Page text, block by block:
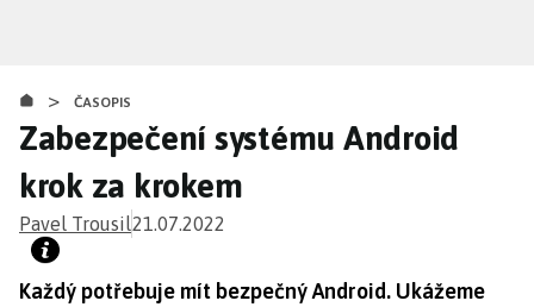
obsahu
> ČASOPIS
Zabezpečení systému Android
krok za krokem
Pavel Trousil21.07.2022
Každý potřebuje mít bezpečný Android. Ukážeme